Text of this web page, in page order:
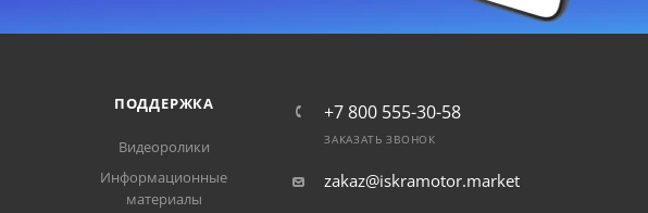
ПОДДЕРЖКА
Видеоролики
Информационные
материалы
+7 800 555-30-58
ЗАКАЗАТЬ ЗВОНОК
zakaz@iskramotor.market